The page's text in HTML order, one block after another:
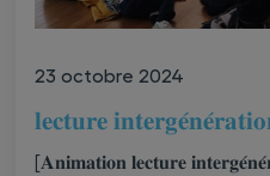
𝐥𝐞𝐜𝐭𝐮𝐫𝐞
[𝐀𝐧𝐢𝐦𝐚𝐭𝐢𝐨𝐧 𝐥𝐞𝐜𝐭𝐮𝐫𝐞
23 octobre 2024